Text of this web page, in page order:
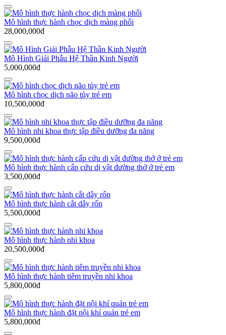
Mô hình thực hành chọc dịch màng phổi
28,000,000đ
Mô Hình Giải Phẫu Hệ Thần Kinh Người
5,000,000đ
Mô hình chọc dịch não tủy trẻ em
10,500,000đ
Mô hình nhi khoa thực tập điều dưỡng đa năng
9,500,000đ
Mô hình thực hành cấp cứu dị vật đường thở ở trẻ em
3,500,000đ
Mô hình thực hành cắt dây rốn
5,500,000đ
Mô hình thực hành nhi khoa
20,500,000đ
Mô hình thực hành tiêm truyền nhi khoa
5,800,000đ
Mô hình thực hành đặt nội khí quản trẻ em
5,800,000đ